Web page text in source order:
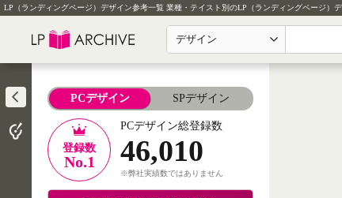
LP（ランディングページ）デザイン参考一覧 業種・テイスト別のLP（ランディングページ）
デザイン
PCデザイン SPデザイン
登録数
No.1
PCデザイン総登録数
46,010
※弊社実績数ではありません